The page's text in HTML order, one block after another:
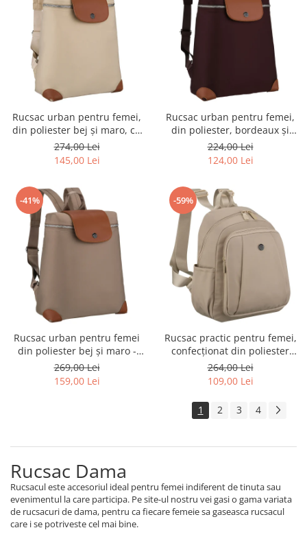
Rucsac urban pentru femei,
din poliester bej și maro, cu
închidere cu fermoar -
Peterson PTR-PTN CPY-10-
2959 ECRU
274,00 Lei
145,00 Lei
Rucsac urban pentru femei,
din poliester, bordeaux și
maro, cu bretele reglabile -
Peterson
224,00 Lei
124,00 Lei
-41%
Rucsac urban pentru femei
din poliester bej și maro -
Peterson PTR-PTN CPY-10-
2973
269,00 Lei
159,00 Lei
-59%
Rucsac practic pentru femei,
confecționat din poliester
ecru, cu un compartiment -
Peterson PTR-PTN CPY-06-
2478 ECRU
264,00 Lei
109,00 Lei
1 2 3 4
Rucsac Dama
Rucsacul este accesoriul ideal pentru femei indiferent de tinuta sau
evenimentul la care participa. Pe site-ul nostru vei gasi o gama variata
de rucsacuri de dama, pentru ca fiecare femeie sa gaseasca rucsacul
care i se potriveste cel mai bine.